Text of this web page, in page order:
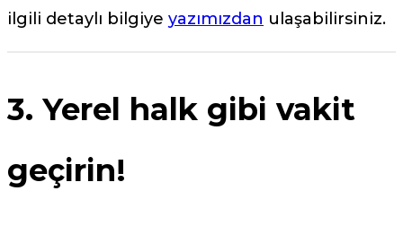
ilgili detaylı bilgiye yazımızdan ulaşabilirsiniz.
3. Yerel halk gibi vakit
geçirin!